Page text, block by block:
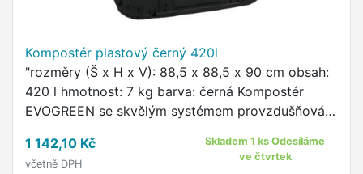
Kompostér plastový černý 420l
"rozměry (Š x H x V): 88,5 x 88,5 x 90 cm obsah:
420 l hmotnost: 7 kg barva: černá Kompostér
EVOGREEN se skvělým systémem provzdušňování
klasického …
1 142,10 Kč
včetně DPH
Skladem 1 ks Odesíláme
ve čtvrtek